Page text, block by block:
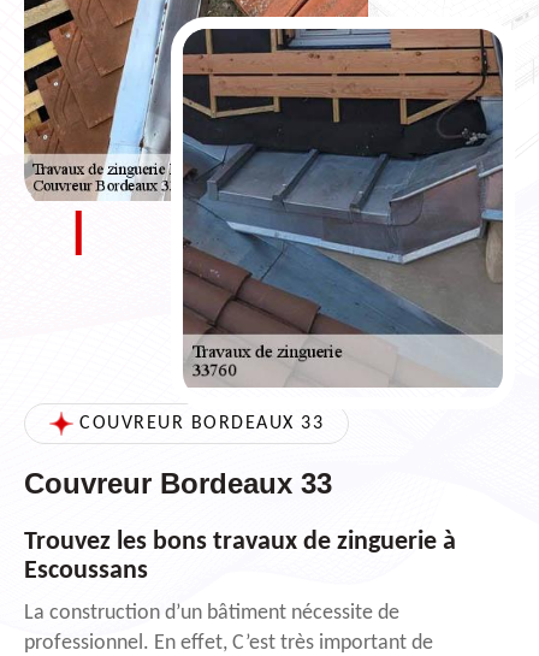
COUVREUR BORDEAUX 33
Couvreur Bordeaux 33
Trouvez les bons travaux de zinguerie à
Escoussans
La construction d’un bâtiment nécessite de
professionnel. En effet, C’est très important de